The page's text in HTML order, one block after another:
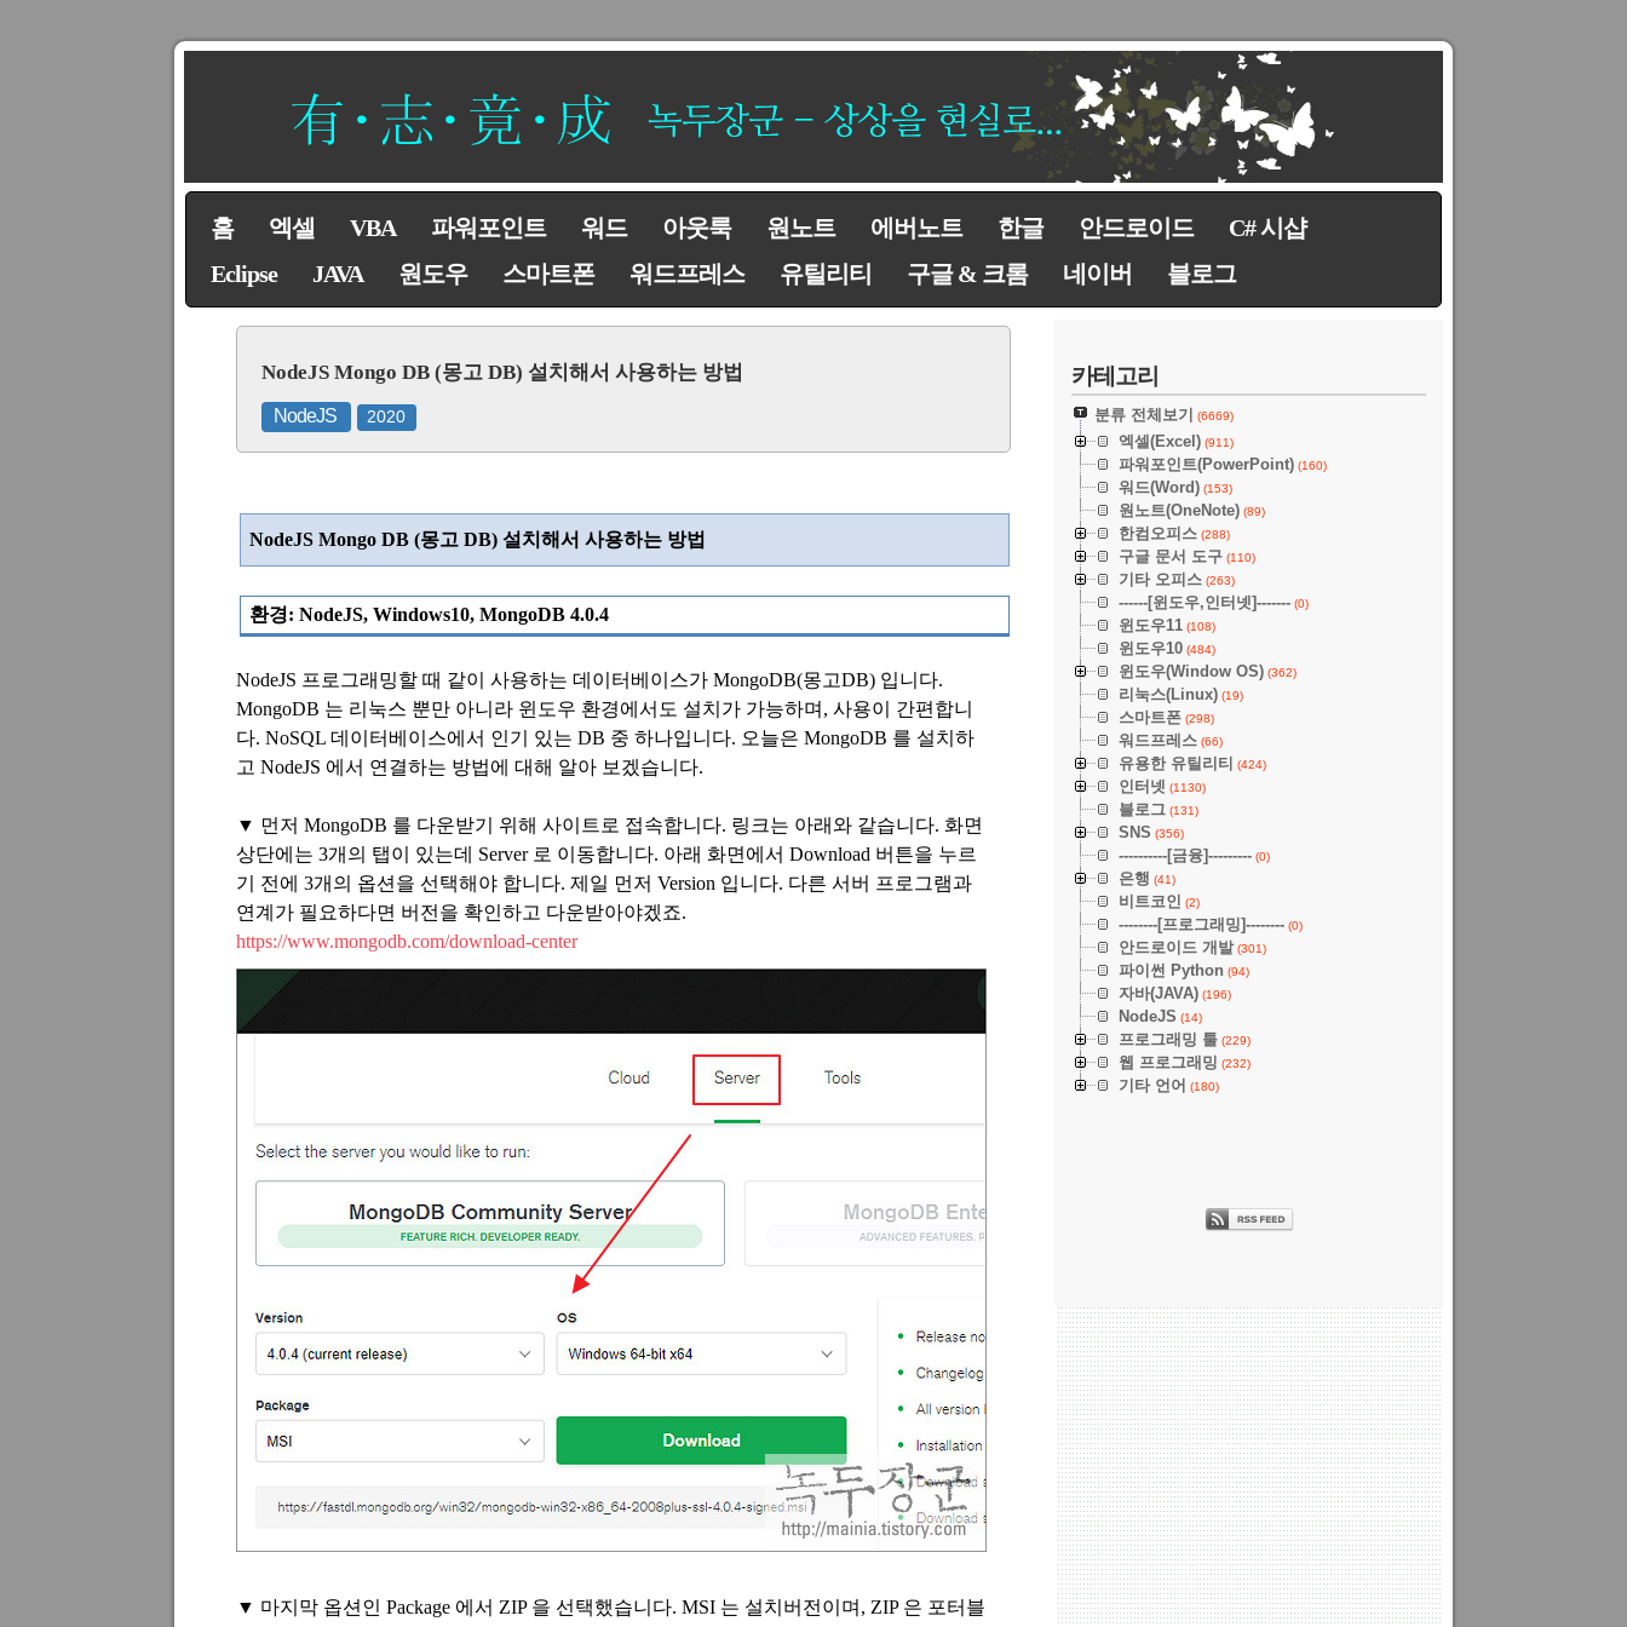
홈 엑셀 VBA 파워포인트 워드 아웃룩 원노트 에버노트 한글 안드로이드
C# 시샵
Eclipse
JAVA 원도우 스마트폰 워드프레스 유틸리티 구글 & 크롬 네이버 블로그
NodeJS Mongo DB (몽고 DB) 설치해서 사용하는 방법
NodeJS 2020
NodeJS Mongo DB (몽고 DB) 설치해서 사용하는 방법
환경: NodeJS, Windows10, MongoDB 4.0.4
NodeJS 프로그래밍할 때 같이 사용하는 데이터베이스가 MongoDB(몽고DB) 입니다.
MongoDB 는 리눅스 뿐만 아니라 윈도우 환경에서도 설치가 가능하며 , 사용이 간편합니
다. NoSQL 데이터베이스에서 인기 있는 DB 중 하나입니다. 오늘은 MongoDB 를 설치하
고 NodeJS 에서 연결하는 방법에 대해 알아 보겠습니다.
▼ 먼저 MongoDB 를 다운받기 위해 사이트로 접속합니다. 링크는 아래와 같습니다. 화면
상단에는 3개의 탭이 있는데 Server 로 이동합니다. 아래 화면에서 Download 버튼을 누르
기 전에 3개의 옵션을 선택해야 합니다. 제일 먼저 Version 입니다. 다른 서버 프로그램과
연계가 필요하다면 버전을 확인하고 다운받아야겠죠.
https://www.mongodb.com/download-center
▼ 마지막 옵션인 Package 에서 ZIP 을 선택했습니다. MSI 는 설치버전이며 , ZIP 은 포터블
카테고리
분류 전체보기 (6669)
엑셀(Excel) (911)
파워포인트(PowerPoint) (160)
워드(Word) (153)
원노트(OneNote) (89)
한컴오피스 (288)
구글 문서 도구 (110)
기타 오피스 (263)
------[윈도우,인터넷]------- (0)
윈도우11 (108)
윈도우10 (484)
윈도우(Window OS) (362)
리눅스(Linux) (19)
스마트폰 (298)
워드프레스 (66)
유용한 유틸리티 (424)
인터넷 (1130)
블로그 (131)
SNS (356)
----------[금융]--------- (0)
은행 (41)
비트코인 (2)
--------[프로그래밍]-------- (0)
안드로이드 개발(301)
파이썬 Python (94)
자바(JAVA) (196)
NodeJS (14)
프로그래밍 툴 (229)
웹 프로그래밍 (232)
기타 언어 (180)